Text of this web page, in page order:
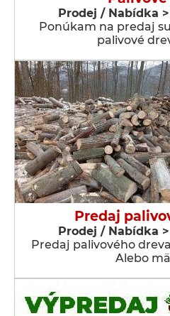
Prodej / Nabídka
Ponúkam na predaj
palivové
Predaj
Prodej / Nabídka
Predaj palivového
Alebo